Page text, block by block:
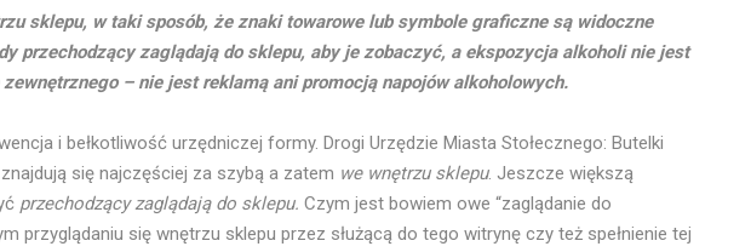
sklepu, w taki sposób, że znaki towarowe lub symbole graficzne są widoczne
przechodzący zaglądają do sklepu, aby je zobaczyć, a ekspozycja alkoholi nie jest
– nie jest reklamą ani promocją napojów alkoholowych.
i bełkotliwość urzędniczej formy. Drogi Urzędzie Miasta Stołecznego: Butelki
się najczęściej za szybą a zatem we wnętrzu sklepu. Jeszcze większą
przechodzący zaglądają do sklepu. Czym jest bowiem owe “zaglądanie do
przyglądaniu się wnętrzu sklepu przez służącą do tego witrynę czy też spełnienie tej